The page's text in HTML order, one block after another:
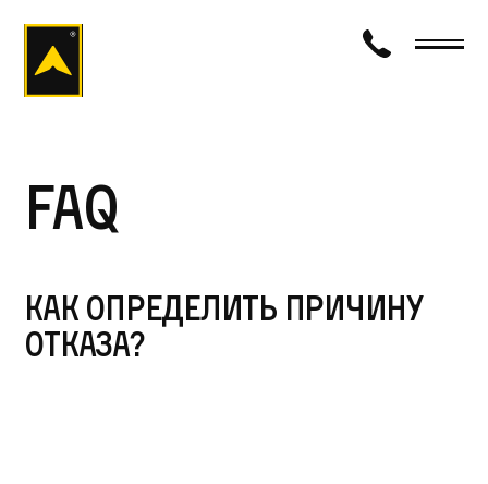
FAQ
Как определить причину
отказа?